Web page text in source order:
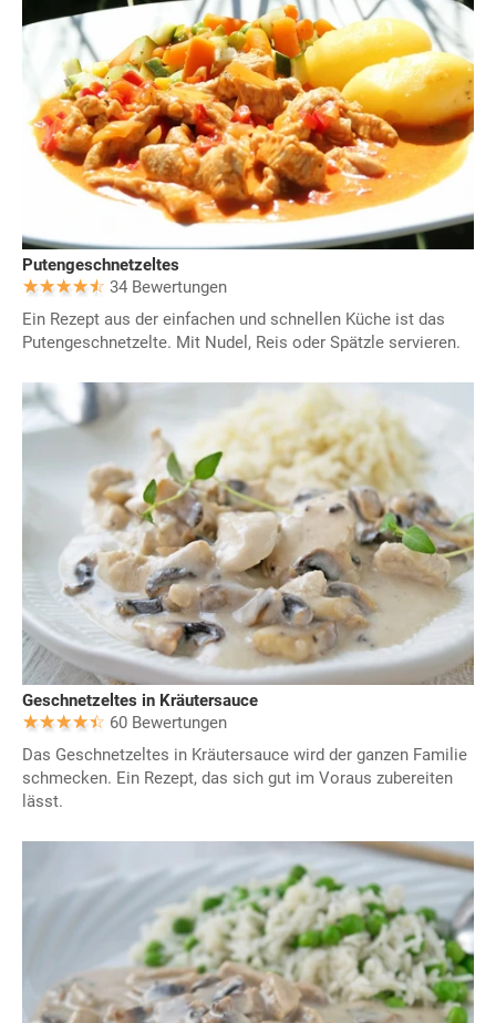
Putengeschnetzeltes
34 Bewertungen
Ein Rezept aus der einfachen und schnellen Küche ist das
Putengeschnetzelte. Mit Nudel, Reis oder Spätzle servieren.
Geschnetzeltes in Kräutersauce
60 Bewertungen
Das Geschnetzeltes in Kräutersauce wird der ganzen Familie
schmecken. Ein Rezept, das sich gut im Voraus zubereiten
lässt.